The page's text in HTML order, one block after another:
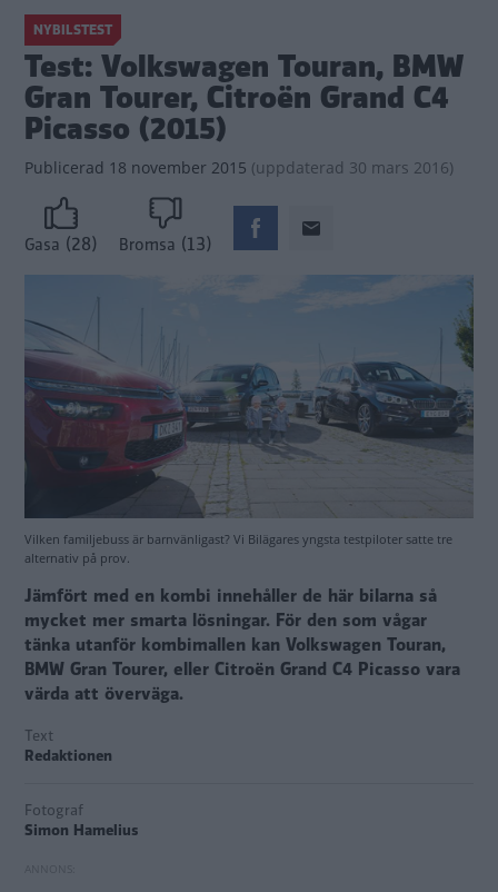
NYBILSTEST
Test: Volkswagen Touran, BMW
Gran Tourer, Citroën Grand C4
Picasso (2015)
Publicerad 18 november 2015 (uppdaterad 30 mars 2016)
Gasa (28) Bromsa (13)
Vilken familjebuss är barnvänligast? Vi Bilägares yngsta testpiloter satte tre
alternativ på prov.
Jämfört med en kombi innehåller de här bilarna så
mycket mer smarta lösningar. För den som vågar
tänka utanför kombimallen kan Volkswagen Touran,
BMW Gran Tourer, eller Citroën Grand C4 Picasso vara
värda att överväga.
Text
Redaktionen
Fotograf
Simon Hamelius